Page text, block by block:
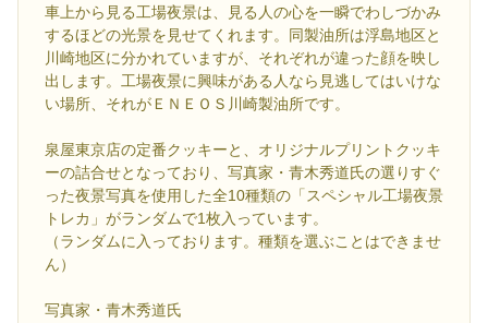
車上から見る工場夜景は、見る人の心を一瞬でわしづかみ
するほどの光景を見せてくれます。同製油所は浮島地区と
川崎地区に分かれていますが、それぞれが違った顔を映し
出します。工場夜景に興味がある人なら見逃してはいけな
い場所、それがＥＮＥＯＳ川崎製油所です。
泉屋東京店の定番クッキーと、オリジナルプリントクッキ
ーの詰合せとなっており、写真家・青木秀道氏の選りすぐ
った夜景写真を使用した全10種類の「スペシャル工場夜景
トレカ」がランダムで1枚入っています。
（ランダムに入っております。種類を選ぶことはできませ
ん）
写真家・青木秀道氏